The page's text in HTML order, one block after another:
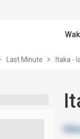
Last Minute Itaka -